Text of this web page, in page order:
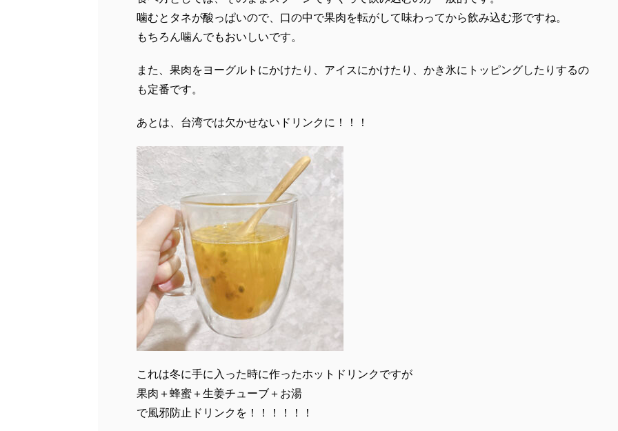
噛むとタネが酸っぱいので、口の中で果肉を転がして味わってから飲み込む形ですね。
もちろん噛んでもおいしいです。
また、果肉をヨーグルトにかけたり、アイスにかけたり、かき氷にトッピングしたりするの
も定番です。
あとは、台湾では欠かせないドリンクに！！！
これは冬に手に入った時に作ったホットドリンクですが
果肉＋蜂蜜＋生姜チューブ＋お湯
で風邪防止ドリンクを！！！！！！